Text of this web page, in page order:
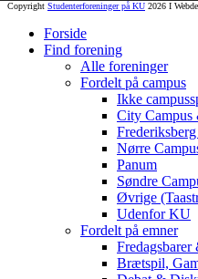
Copyright Studenterforeninger på KU 2026 I
Forside
Find forening
Alle foreninger
Fordelt på campus
Ikke
City Campus
Nørre
Panum
Søndre
Øvrige
Udenfor KU
Fordelt på emner
Fredagsbarer
Brætspil,